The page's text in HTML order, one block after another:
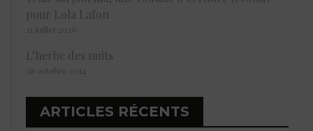
pour Lola Lafon
21 juillet 2026
L’herbe des nuits
28 octobre 2014
ARTICLES RÉCENTS